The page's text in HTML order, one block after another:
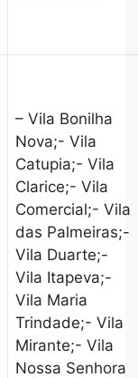
– Vila Bonilha
Nova;- Vila
Catupia;- Vila
Clarice;- Vila
Comercial;- Vila
das Palmeiras;-
Vila Duarte;-
Vila Itapeva;-
Vila Maria
Trindade;- Vila
Mirante;- Vila
Nossa Senhora